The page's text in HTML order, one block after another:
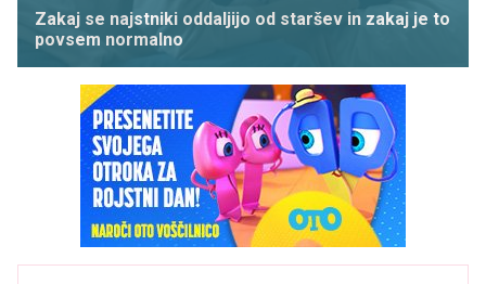
Zakaj se najstniki oddaljijo od staršev in zakaj je to
povsem normalno